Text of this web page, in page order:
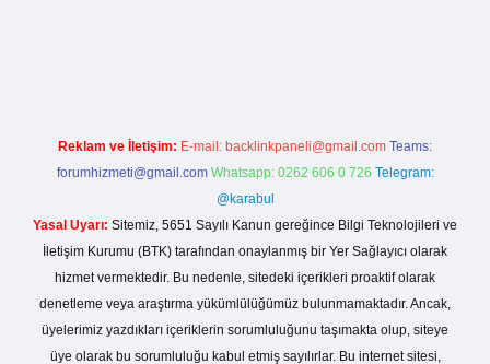
Reklam ve İletişim: E-mail: backlinkpaneli@gmail.com Teams:
forumhizmeti@gmail.com Whatsapp: 0262 606 0 726 Telegram:
@karabul
Yasal Uyarı: Sitemiz, 5651 Sayılı Kanun gereğince Bilgi Teknolojileri ve
İletişim Kurumu (BTK) tarafından onaylanmış bir Yer Sağlayıcı olarak
hizmet vermektedir. Bu nedenle, sitedeki içerikleri proaktif olarak
denetleme veya araştırma yükümlülüğümüz bulunmamaktadır. Ancak,
üyelerimiz yazdıkları içeriklerin sorumluluğunu taşımakta olup, siteye
üye olarak bu sorumluluğu kabul etmiş sayılırlar. Bu internet sitesi,